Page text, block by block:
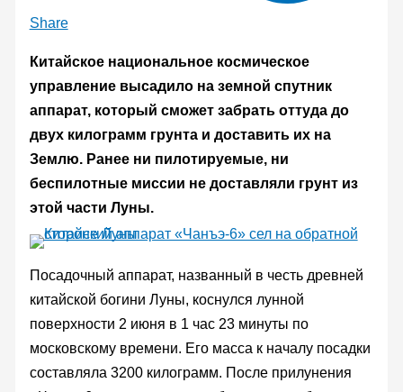
Share
Китайское национальное космическое
управление высадило на земной спутник
аппарат, который сможет забрать оттуда до
двух килограмм грунта и доставить их на
Землю. Ранее ни пилотируемые, ни
беспилотные миссии не доставляли грунт из
этой части Луны.
Посадочный аппарат, названный в честь древней
китайской богини Луны, коснулся лунной
поверхности 2 июня в 1 час 23 минуты по
московскому времени. Его масса к началу посадки
составляла 3200 килограмм. После прилунения